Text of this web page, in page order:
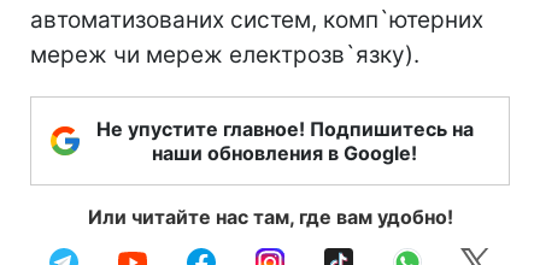
автоматизованих систем, комп`ютерних
мереж чи мереж електрозв`язку).
Не упустите главное! Подпишитесь на
наши обновления в Google!
Или читайте нас там, где вам удобно!